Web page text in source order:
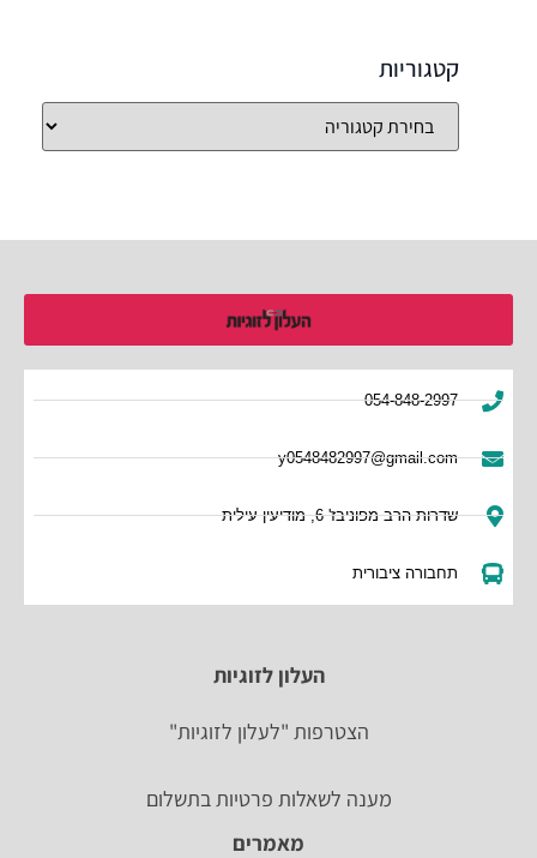
קטגוריות
054-848-2997
y0548482997@gmail.com
שדרות הרב מפוניבז' 6, מודיעין עילית
תחבורה ציבורית
העלון לזוגיות
הצטרפות "לעלון לזוגיות"
מענה לשאלות פרטיות בתשלום
מאמרים